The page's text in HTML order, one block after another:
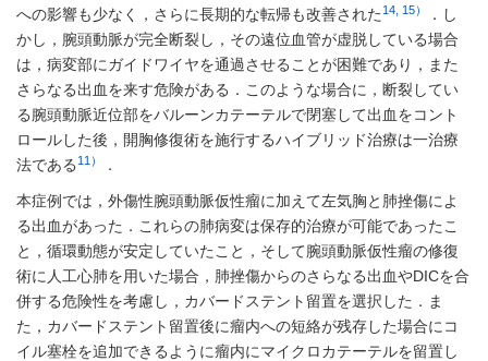
への影響も少なく，さらに長期的な転帰も改善された 14, 15）
．し
かし，腕頭動脈が完全断裂し，その遠位血管が虚脱している場合
は，病変部にガイドワイヤを通過させることが困難であり，また
さらなる出血を来す危険がある．このような場合に，断裂してい
る腕頭動脈近位部をバルーンカテーテルで閉塞して出血をコント
ロールした後，開胸修復術を施行するハイブリッド治療は一治療
法である 11） ．
本症例では，外傷性腕頭動脈仮性瘤に加えて左気胸と肺挫傷によ
る出血があった．これらの肺病変は保存的治療が可能であったこ
と，循環動態が安定していたこと，そして腕頭動脈仮性瘤の修復
術に人工心肺を用いた場合，肺挫傷からのさらなる出血やDICを合
併する危険性を考慮し，カバードステント留置を選択した．ま
た，カバードステント留置後に瘤内への短絡が残存した場合にコ
イル塞栓を追加できるように瘤内にマイクロカテーテルを留置し